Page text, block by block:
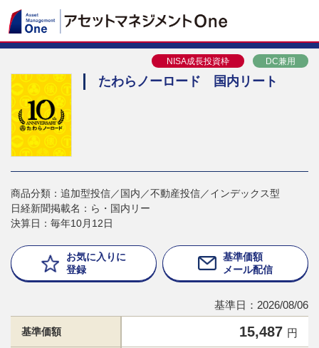
NISA成長投資枠 DC兼用
たわらノーロード 国内リート
商品分類：追加型投信／国内／不動産投信／インデックス型
日経新聞掲載名：ら・国内リー
決算日：毎年10月12日
お気に入りに
登録
基準価額
メール配信
基準日：2026/08/06
基準価額 15,487 円